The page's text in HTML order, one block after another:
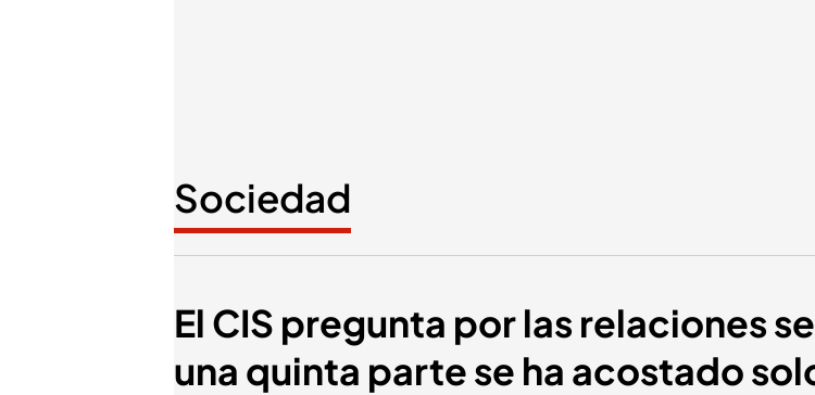
Sociedad
El CIS pregunta por las relaciones
una quinta parte se ha acostado